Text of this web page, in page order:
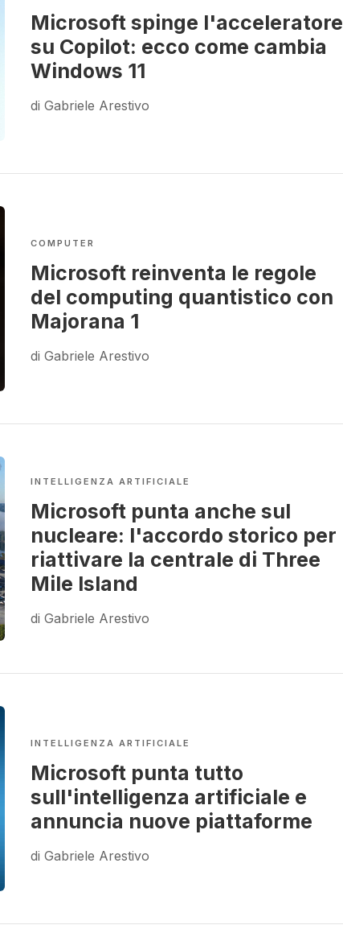
Microsoft spinge l'acceleratore
su Copilot: ecco come cambia
Windows 11
di Gabriele Arestivo
COMPUTER
Microsoft reinventa le regole
del computing quantistico con
Majorana 1
di Gabriele Arestivo
INTELLIGENZA ARTIFICIALE
Microsoft punta anche sul
nucleare: l'accordo storico per
riattivare la centrale di Three
Mile Island
di Gabriele Arestivo
INTELLIGENZA ARTIFICIALE
Microsoft punta tutto
sull'intelligenza artificiale e
annuncia nuove piattaforme
di Gabriele Arestivo